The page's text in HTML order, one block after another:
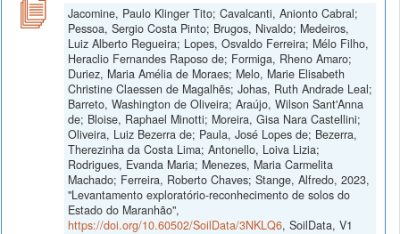
Jacomine, Paulo Klinger Tito; Cavalcanti, Anionto Cabral;
Pessoa, Sergio Costa Pinto; Brugos, Nivaldo; Medeiros,
Luiz Alberto Regueira; Lopes, Osvaldo Ferreira; Mélo Filho,
Heraclio Fernandes Raposo de; Formiga, Rheno Amaro;
Duriez, Maria Amélia de Moraes; Melo, Marie Elisabeth
Christine Claessen de Magalhẽs; Johas, Ruth Andrade Leal;
Barreto, Washington de Oliveira; Araújo, Wilson Sant'Anna
de; Bloise, Raphael Minotti; Moreira, Gisa Nara Castellini;
Oliveira, Luiz Bezerra de; Paula, José Lopes de; Bezerra,
Therezinha da Costa Lima; Antonello, Loiva Lizia;
Rodrigues, Evanda Maria; Menezes, Maria Carmelita
Machado; Ferreira, Roberto Chaves; Stange, Alfredo, 2023,
"Levantamento exploratório-reconhecimento de solos do
Estado do Maranhão",
https://doi.org/10.60502/SoilData/3NKLQ6, SoilData, V1